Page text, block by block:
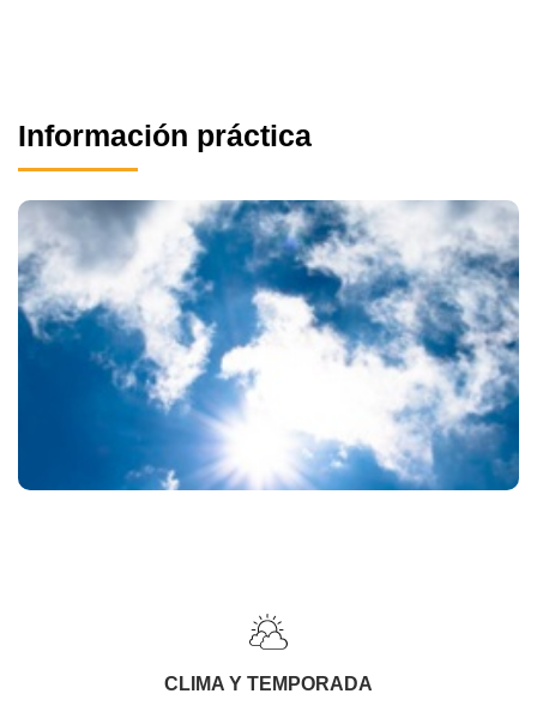
Información práctica
CLIMA Y TEMPORADA